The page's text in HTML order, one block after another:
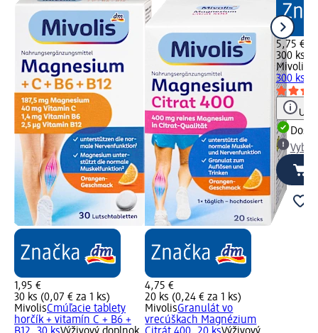
1,95 €
30 ks (0,07 € za 1 ks)
MivolisCmúľacie tablety
horčík + vitamín C + B6 +
4,75 €
20 ks (0,24 € za 1 ks)
MivolisGranulát vo
vrecúškach Magnézium
5,75 €
300 ks
Mivolis
300 ks